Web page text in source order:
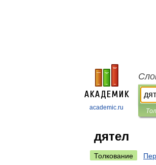
academic.ru
дятел
Толкование